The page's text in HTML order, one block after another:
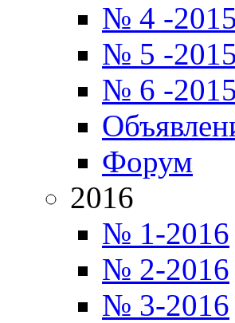
№ 4 -2015
№ 5 -2015
№ 6 -2015
Форум
2016
№ 1-2016
№ 2-2016
№ 3-2016